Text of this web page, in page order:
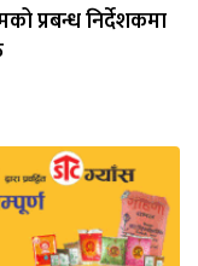
प्रबन्ध निर्देशकमा